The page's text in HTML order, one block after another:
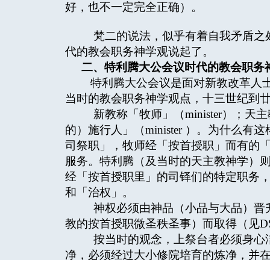
好，也不一定完全正确）。
梵二的说法，似乎有着自我矛盾之
代的教会职务神学观说起了。
二、特利腾大公会议时代的教会职务
特利腾大公会议是面对新教改革人
当时的教会职务神学观点，十三世纪到
新教称「牧师」（minister）；天
的）施行人」（minister ）。为什么有
司祭职」，牧师经「按首授职」而有的
服务。特利腾（及当时的天主教神学）
经「按首授职里」的司铎们的特定职务
和「治权」。
神权必须由神品（小品与大品）晋
教的按首授职微圣秩圣事）而取得（见
按当时的观念，上祭台者必须身心
净，必须经过大小修院培育的炼净，并